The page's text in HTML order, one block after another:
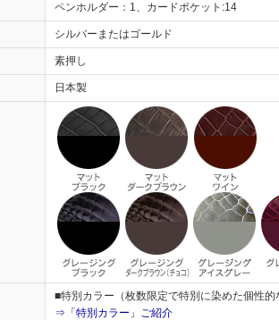
ペンホルダー：1、カードポケット:14
シルバーまたはゴールド
素押し
日本製
■特別カラー（枚数限定で特別に染めた個性
⇒「特別カラー」ご紹介